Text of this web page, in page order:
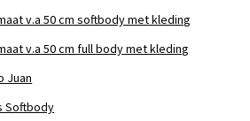
v.a 50 cm softbody met kleding
v.a 50 cm full body met kleding
Juan
Softbody